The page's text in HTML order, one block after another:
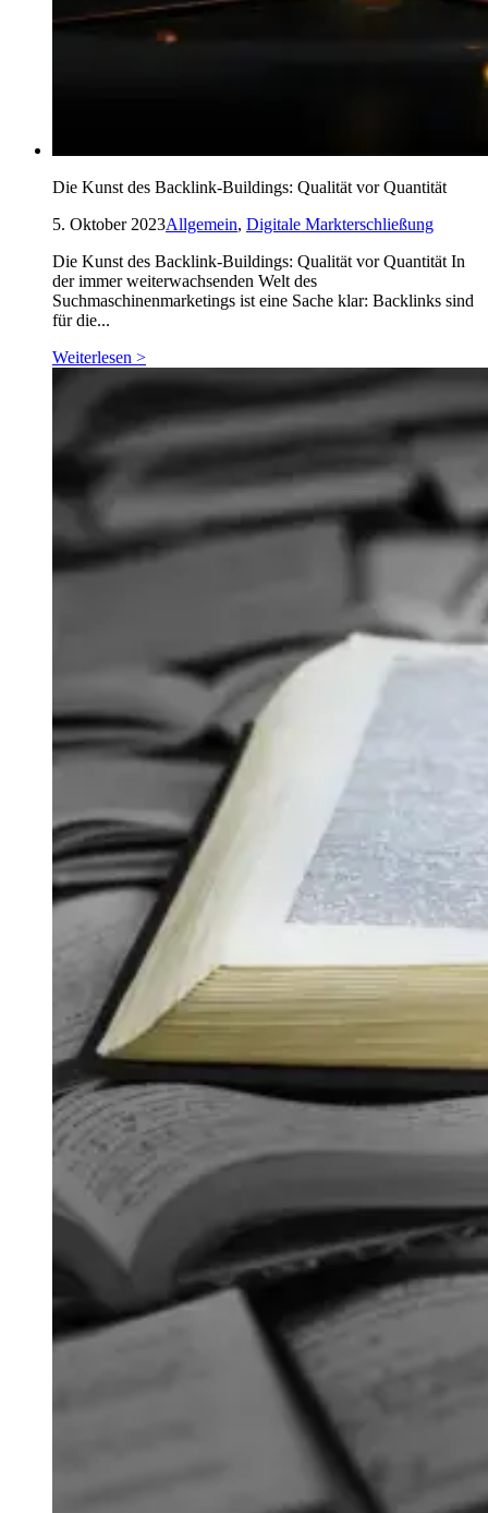
Die Kunst des Backlink-Buildings: Qualität vor Quantität
5. Oktober 2023Allgemein, Digitale Markterschließung
Die Kunst des Backlink-Buildings: Qualität vor Quantität In
der immer weiterwachsenden Welt des
Suchmaschinenmarketings ist eine Sache klar: Backlinks sind
für die...
Weiterlesen >